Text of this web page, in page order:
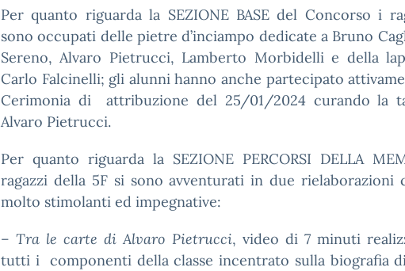
Per quanto riguarda la SEZIONE BASE del Concorso i
sono occupati delle pietre d’inciampo dedicate a Bruno
Sereno, Alvaro Pietrucci, Lamberto Morbidelli e della l
Carlo Falcinelli; gli alunni hanno anche partecipato
Cerimonia di attribuzione del 25/01/2024 curando la
Alvaro Pietrucci.
Per quanto riguarda la SEZIONE PERCORSI DELLA
ragazzi della 5F si sono avventurati in due rielaborazioni
molto stimolanti ed impegnative:
–Tra le carte di Alvaro Pietrucci, video di 7 minuti
tutti i componenti della classe incentrato sulla biografia